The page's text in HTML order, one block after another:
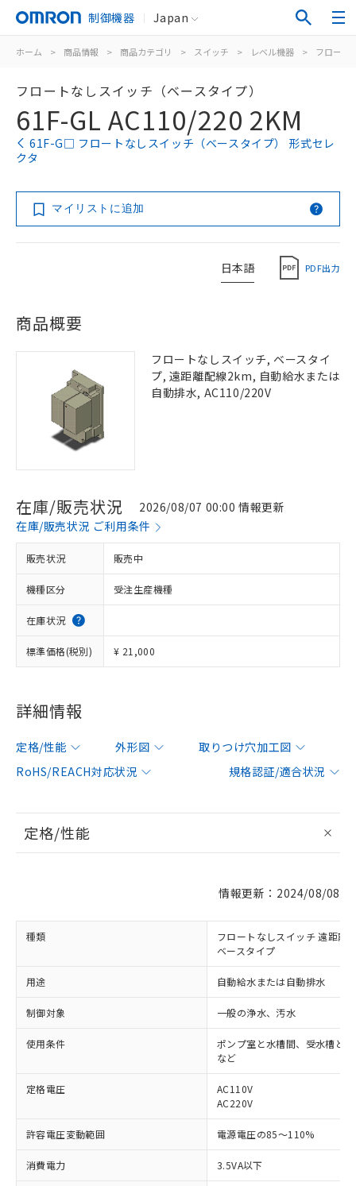
制御機器 Japan
ホーム > 商品情報 > 商品カテゴリ > スイッチ > レベル機器 > フロート
フロートなしスイッチ（ベースタイプ）
61F-GL AC110/220 2KM
61F-G□ フロートなしスイッチ（ベースタイプ） 形式セレ
クタ
マイリストに追加
日本語 PDF出力
商品概要
フロートなしスイッチ, ベースタイ
プ, 遠距離配線2km, 自動給水または
自動排水, AC110/220V
在庫/販売状況
2026/08/07 00:00 情報更新
在庫/販売状況 ご利用条件
販売状況 販売中
機種区分 受注生産機種
在庫状況
標準価格(税別) ¥ 21,000
詳細情報
定格/性能 外形図
取りつけ穴加工図
RoHS/REACH対応状況
規格認証/適合状況
定格/性能
情報更新：2024/08/08
種類
フロートなしスイッチ 遠距離
ベースタイプ
用途 自動給水または自動排水
制御対象 一般の浄水、汚水
使用条件
ポンプ室と水槽間、受水槽と
など
定格電圧
AC110V
AC220V
許容電圧変動範囲 電源電圧の85～110%
消費電力 3.5VA以下
※1 対応状況